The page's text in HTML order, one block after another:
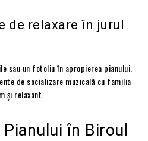
de relaxare în jurul
sau un fotoliu în apropierea pianului.
de socializare muzicală cu familia
și relaxant.
în Biroul